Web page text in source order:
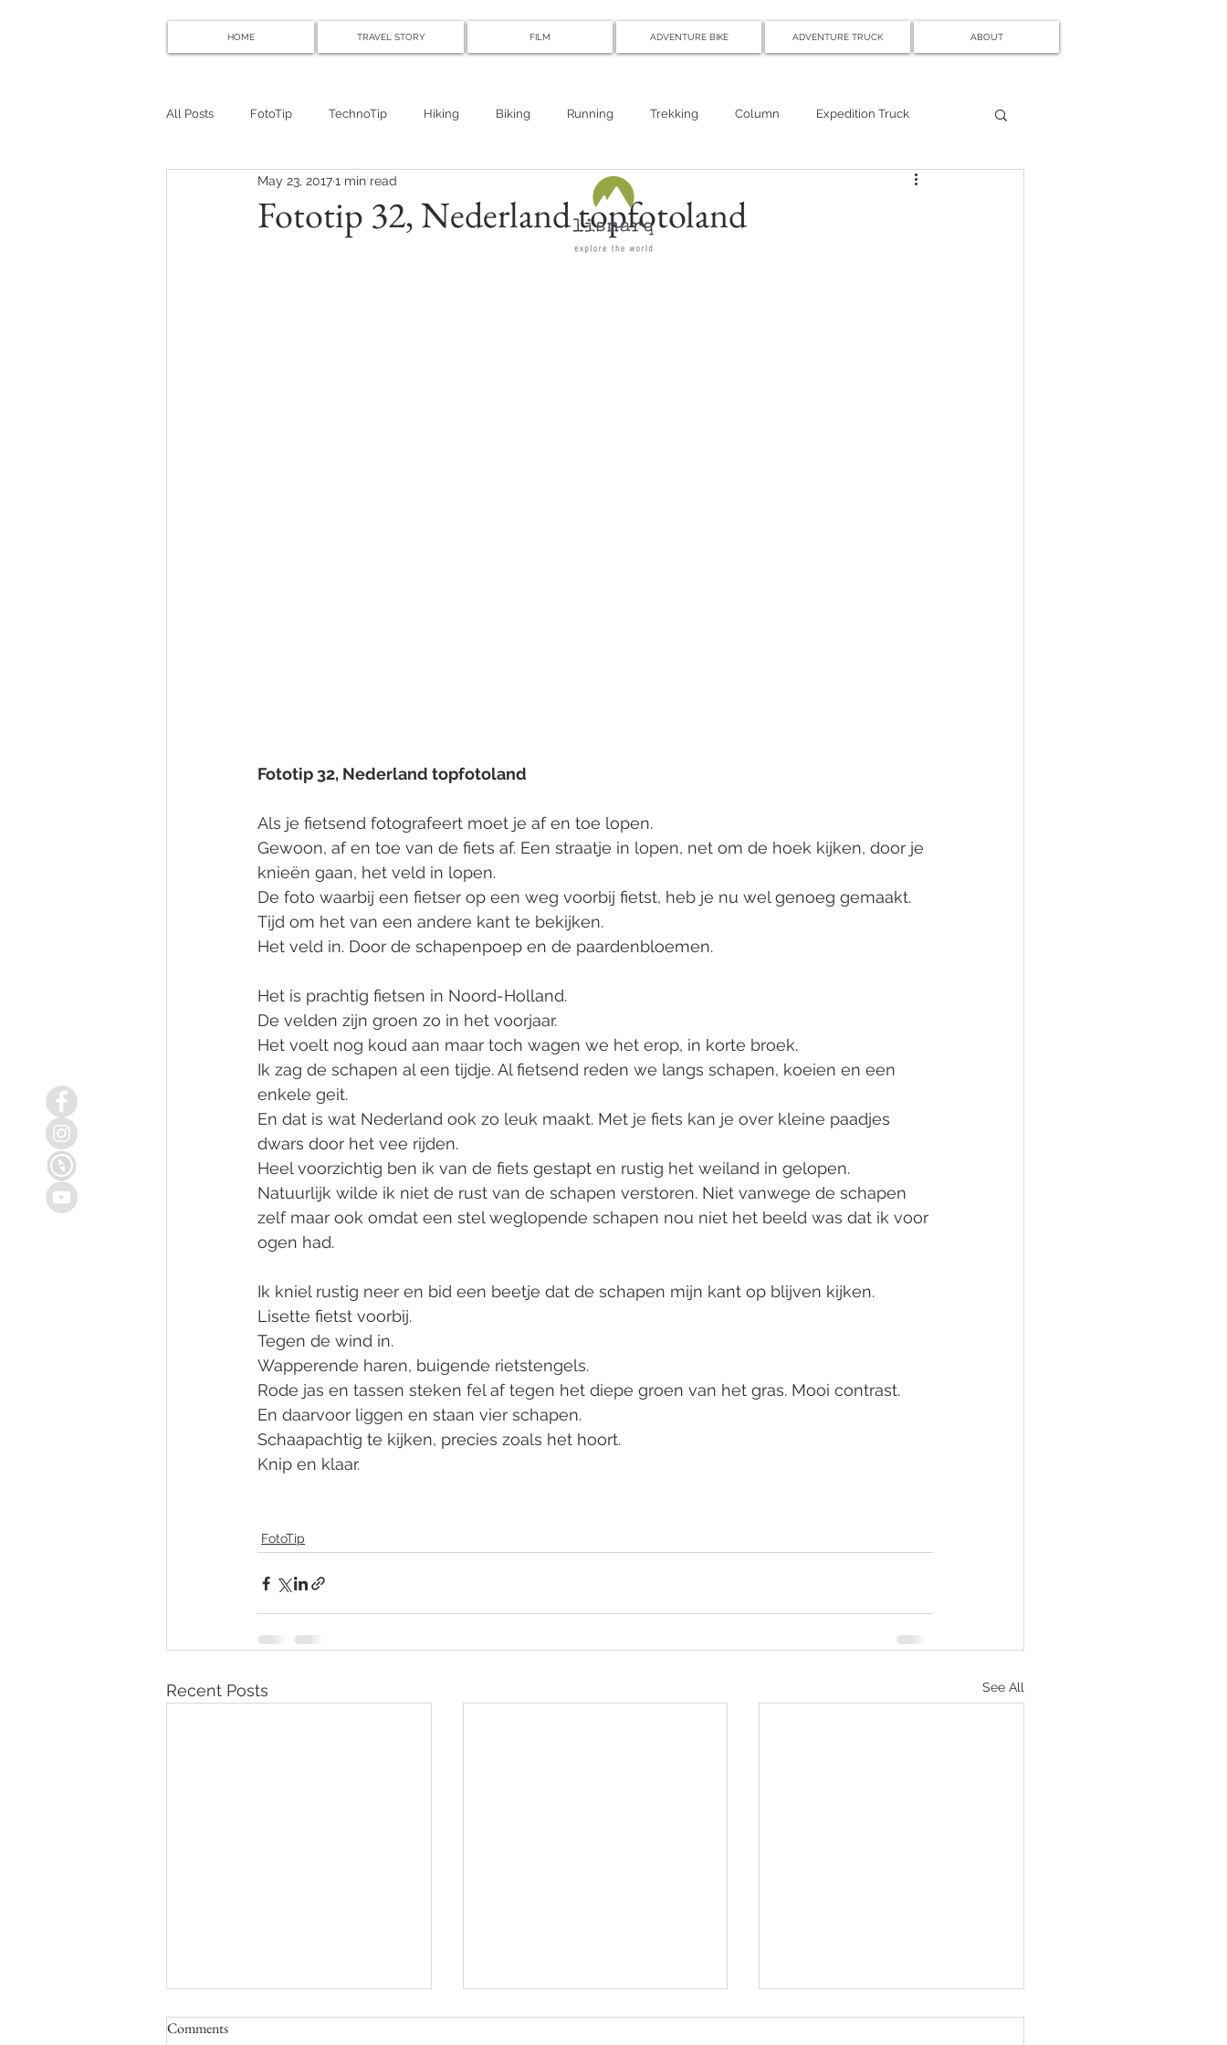
HOME TRAVEL STORY FILM ADVENTURE BIKE ADVENTURE TRUCK ABOUT
All Posts FotoTip TechnoTip Hiking Biking Running Trekking Column Expedition Truck
Fototip 32, Nederland topfotoland
May 23, 20171 min read
Fototip 32, Nederland topfotoland
Als je fietsend fotografeert moet je af en toe lopen.
Gewoon, af en toe van de fiets af. Een straatje in lopen, net om de hoek kijken, door je
knieën gaan, het veld in lopen.
De foto waarbij een fietser op een weg voorbij fietst, heb je nu wel genoeg gemaakt.
Tijd om het van een andere kant te bekijken.
Het veld in. Door de schapenpoep en de paardenbloemen.
Het is prachtig fietsen in Noord-Holland.
De velden zijn groen zo in het voorjaar.
Het voelt nog koud aan maar toch wagen we het erop, in korte broek.
Ik zag de schapen al een tijdje. Al fietsend reden we langs schapen, koeien en een
enkele geit.
En dat is wat Nederland ook zo leuk maakt. Met je fiets kan je over kleine paadjes
dwars door het vee rijden.
Heel voorzichtig ben ik van de fiets gestapt en rustig het weiland in gelopen.
Natuurlijk wilde ik niet de rust van de schapen verstoren. Niet vanwege de schapen
zelf maar ook omdat een stel weglopende schapen nou niet het beeld was dat ik voor
ogen had.
Ik kniel rustig neer en bid een beetje dat de schapen mijn kant op blijven kijken.
Lisette fietst voorbij.
Tegen de wind in.
Wapperende haren, buigende rietstengels.
Rode jas en tassen steken fel af tegen het diepe groen van het gras. Mooi contrast.
En daarvoor liggen en staan vier schapen.
Schaapachtig te kijken, precies zoals het hoort.
Knip en klaar.
FotoTip
Recent Posts See All
Comments